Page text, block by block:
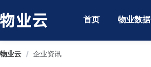
首页 物业数据
物业云 / 企业资讯